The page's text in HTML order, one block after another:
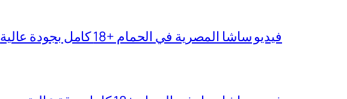
فيديو ساشا المصرية في الحمام +18 كامل بجودة عالية